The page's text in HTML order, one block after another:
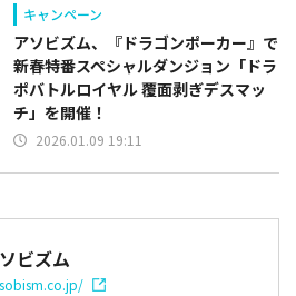
キャンペーン
アソビズム、『ドラゴンポーカー』で
新春特番スペシャルダンジョン「ドラ
ポバトルロイヤル 覆面剥ぎデスマッ
チ」を開催！
2026.01.09 19:11
ビズム